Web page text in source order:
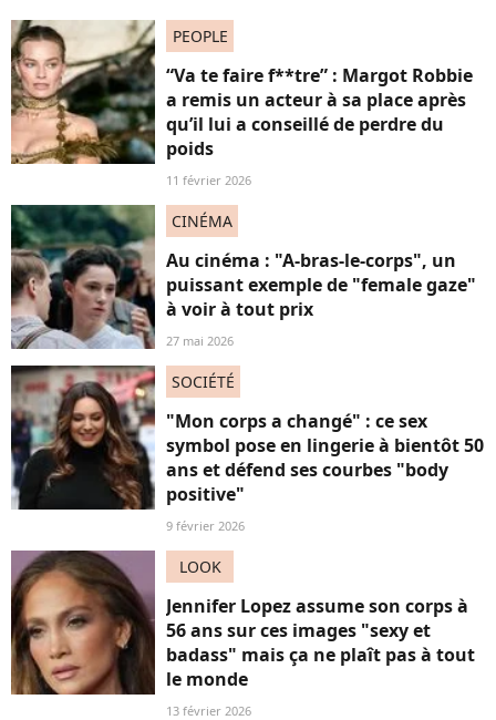
PEOPLE
“Va te faire f**tre” : Margot Robbie
a remis un acteur à sa place après
qu’il lui a conseillé de perdre du
poids
11 février 2026
CINÉMA
Au cinéma : "A-bras-le-corps", un
puissant exemple de "female gaze"
à voir à tout prix
27 mai 2026
SOCIÉTÉ
"Mon corps a changé" : ce sex
symbol pose en lingerie à bientôt 50
ans et défend ses courbes "body
positive"
9 février 2026
LOOK
Jennifer Lopez assume son corps à
56 ans sur ces images "sexy et
badass" mais ça ne plaît pas à tout
le monde
13 février 2026